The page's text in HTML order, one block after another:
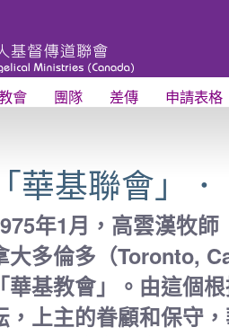
會 團隊 差傳 申請表格
「華基聯會」
年1月，高雲漢牧
大多倫多（Toronto,
「華基教會」。由這個
，上主的眷顧和保守